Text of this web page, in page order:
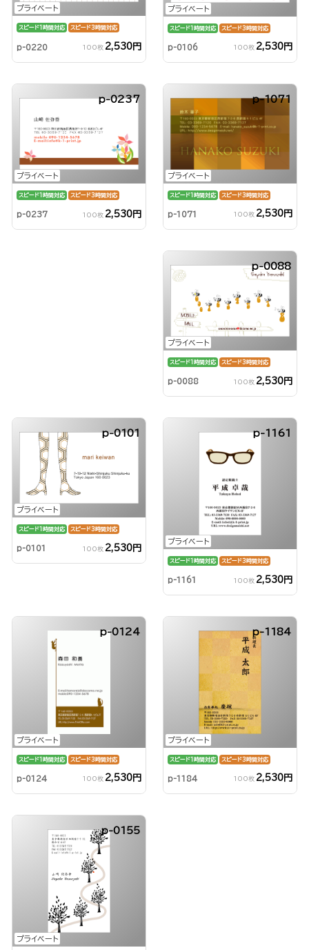
プライベート
スピード1時間対応 スピード3時間対応
p-0220 100枚 2,530円
プライベート
スピード1時間対応 スピード3時間対応
p-0106 100枚 2,530円
プライベート
p-0237
スピード1時間対応 スピード3時間対応
p-0237 100枚 2,530円
プライベート
p-1071
スピード1時間対応 スピード3時間対応
p-1071 100枚 2,530円
プライベート
p-0088
スピード1時間対応 スピード3時間対応
p-0088 100枚 2,530円
プライベート
p-0101
スピード1時間対応 スピード3時間対応
p-0101 100枚 2,530円
プライベート
p-1161
スピード1時間対応 スピード3時間対応
p-1161 100枚 2,530円
プライベート
p-0124
スピード1時間対応 スピード3時間対応
p-0124 100枚 2,530円
プライベート
p-1184
スピード1時間対応 スピード3時間対応
p-1184 100枚 2,530円
プライベート
p-0155